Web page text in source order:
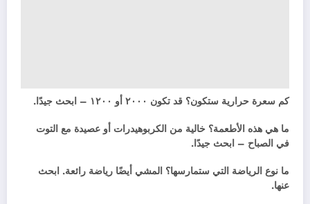
كم سعرة حرارية ستكون؟ قد تكون ٢٠٠٠ أو ١٢٠٠ – ابحث جيدًا.
ما هي هذه الأطعمة؟ خالية من الكربوهيدرات أو عصيدة مع التوت
في الصباح – ابحث جيدًا.
ما نوع الرياضة التي ستمارسها؟ المشي أيضًا رياضة رائعة. ابحث
عنها.